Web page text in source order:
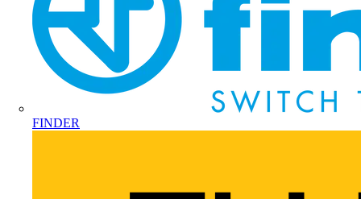
FINDER